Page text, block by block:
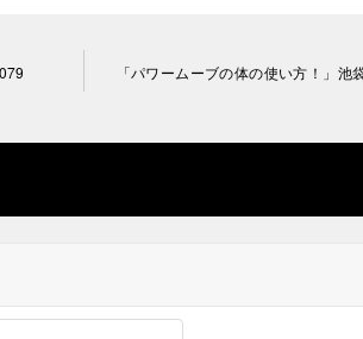
「パワームーブの体の使い方！」